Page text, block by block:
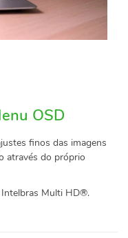
OSD
finos das imagens
através do próprio
Multi HD®.